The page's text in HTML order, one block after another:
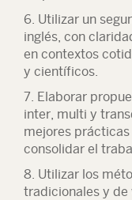
6. Utilizar un
inglés, con
en contextos
y científicos.
7. Elaborar
inter, multi y
mejores
consolidar el
8. Utilizar los
tradicionales y de